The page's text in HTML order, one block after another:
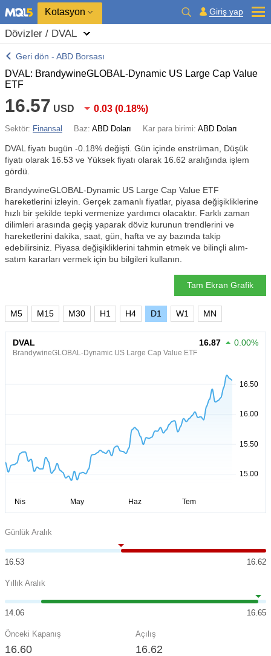
Kotasyon Giriş yap
Dövizler / DVAL
Geri dön - ABD Borsası
DVAL: BrandywineGLOBAL-Dynamic US Large Cap Value
ETF
16.57 USD 0.03 (0.18%)
Sektör: Finansal Baz: ABD Doları Kar para birimi: ABD Doları
DVAL fiyatı bugün -0.18% değişti. Gün içinde enstrüman, Düşük
fiyatı olarak 16.53 ve Yüksek fiyatı olarak 16.62 aralığında işlem
gördü.
BrandywineGLOBAL-Dynamic US Large Cap Value ETF
hareketlerini izleyin. Gerçek zamanlı fiyatlar, piyasa değişikliklerine
hızlı bir şekilde tepki vermenize yardımcı olacaktır. Farklı zaman
dilimleri arasında geçiş yaparak döviz kurunun trendlerini ve
hareketlerini dakika, saat, gün, hafta ve ay bazında takip
edebilirsiniz. Piyasa değişikliklerini tahmin etmek ve bilinçli alım-
satım kararları vermek için bu bilgileri kullanın.
Tam Ekran Grafik
M5 M15 M30 H1 H4 D1 W1 MN
DVAL
BrandywineGLOBAL-Dynamic US Large Cap Value ETF
16.87 0.00%
Günlük Aralık
16.53 16.62
Yıllık Aralık
14.06 16.65
Önceki Kapanış
16.60
Açılış
16.62